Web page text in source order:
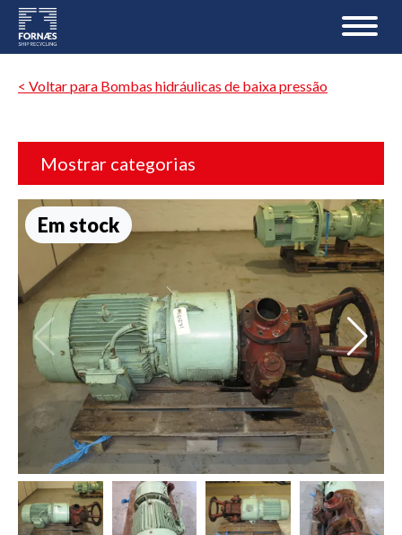
< Voltar para Bombas hidráulicas de baixa pressão
Mostrar categorias
Em stock